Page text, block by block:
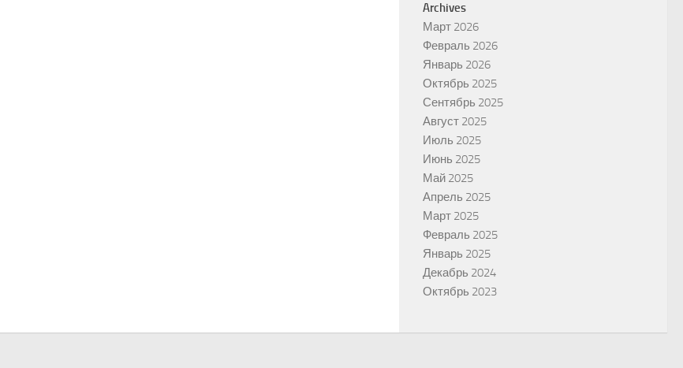
Archives
Март 2026
Февраль 2026
Январь 2026
Октябрь 2025
Сентябрь 2025
Август 2025
Июль 2025
Июнь 2025
Май 2025
Апрель 2025
Март 2025
Февраль 2025
Январь 2025
Декабрь 2024
Октябрь 2023